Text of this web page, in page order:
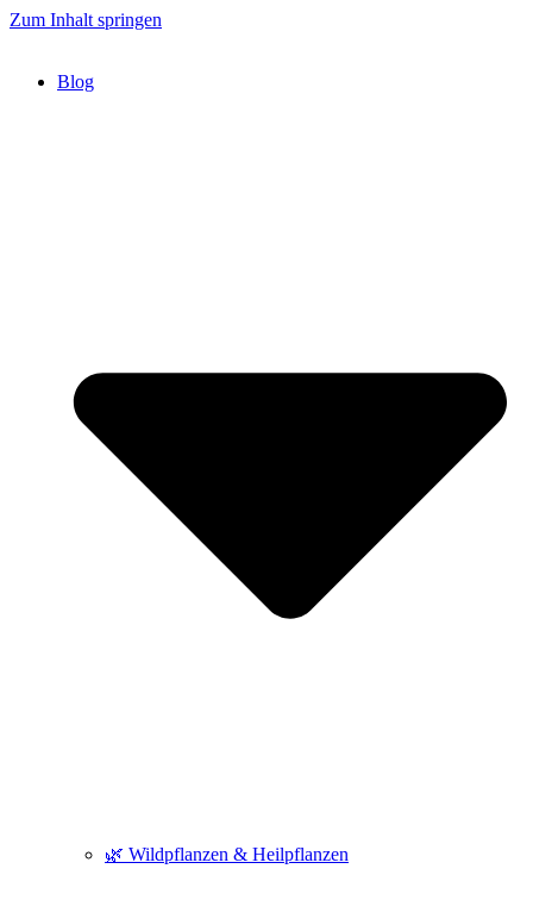
Zum Inhalt springen
Blog
🌿 Wildpflanzen & Heilpflanzen